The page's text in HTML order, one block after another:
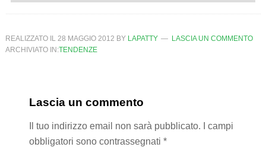
REALIZZATO IL 28 MAGGIO 2012 BY LAPATTY
LASCIA UN COMMENTO
ARCHIVIATO IN:TENDENZE
Lascia un commento
Il tuo indirizzo email non sarà pubblicato.
I campi
obbligatori sono contrassegnati *